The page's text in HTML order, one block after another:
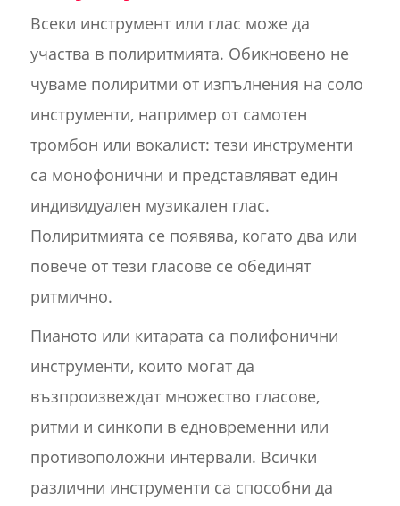
Всеки инструмент или глас може да
участва в полиритмията. Обикновено не
чуваме полиритми от изпълнения на соло
инструменти, например от самотен
тромбон или вокалист: тези инструменти
са монофонични и представляват един
индивидуален музикален глас.
Полиритмията се появява, когато два или
повече от тези гласове се обединят
ритмично.
Пианото или китарата са полифонични
инструменти, които могат да
възпроизвеждат множество гласове,
ритми и синкопи в едновременни или
противоположни интервали. Всички
различни инструменти са способни да